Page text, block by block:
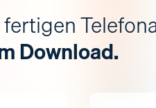
Download.